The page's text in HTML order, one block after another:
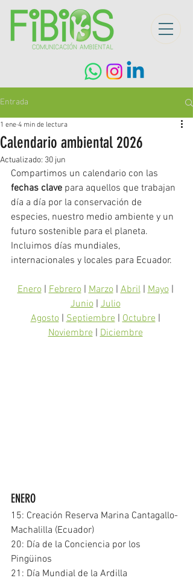
Entrada
Calendario ambiental 2026
1 ene 4 min de lectura
Actualizado: 30 jun
Compartimos un calendario con las
fechas clave para aquellos que trabajan
día a día por la conservación de
especies, nuestro medio ambiente y un
futuro sostenible para el planeta.
Incluimos días mundiales,
internacionales y locales para Ecuador.
Enero | Febrero | Marzo | Abril | Mayo |
Junio | Julio
Agosto | Septiembre | Octubre |
Noviembre | Diciembre
ENERO
15: Creación Reserva Marina Cantagallo-
Machalilla (Ecuador)
20: Día de la Conciencia por los
Pingüinos
21: Día Mundial de la Ardilla